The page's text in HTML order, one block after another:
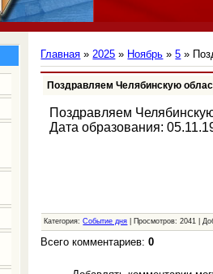
Главная »2025 » Ноябрь » 5 »
Поздравляем Челябинскую
Поздравляем
Дата образования:
Категория:Событие дня | Просмотров: 2041 |
Всего комментариев:0